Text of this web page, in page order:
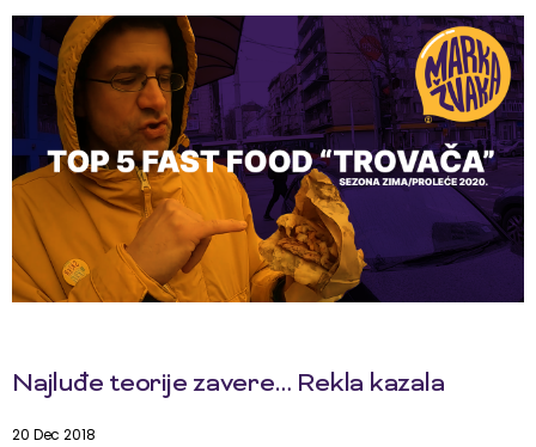
Najluđe teorije zavere… Rekla kazala
20 Dec 2018